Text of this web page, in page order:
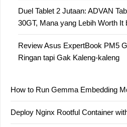
Duel Tablet 2 Jutaan: ADVAN
30GT, Mana yang Lebih Worth It
Review Asus ExpertBook PM5
Ringan tapi Gak Kaleng-kaleng
How to Run Gemma Embedding
Deploy Nginx Rootful Container